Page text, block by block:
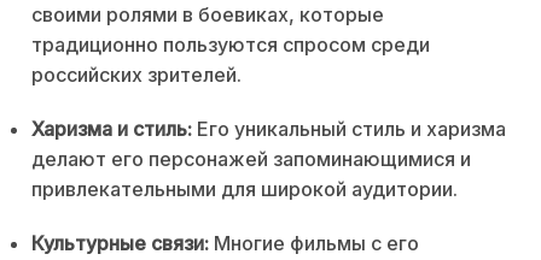
своими ролями в боевиках, которые
традиционно пользуются спросом среди
российских зрителей.
Харизма и стиль: Его уникальный стиль и харизма
делают его персонажей запоминающимися и
привлекательными для широкой аудитории.
Культурные связи: Многие фильмы с его